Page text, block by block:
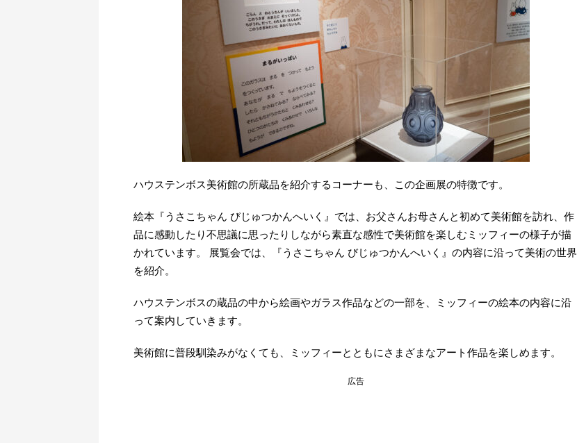
ハウステンボス美術館の所蔵品を紹介するコーナーも、この企画展の特徴です。
絵本『うさこちゃん びじゅつかんへいく』では、お父さんお母さんと初めて美術館を訪れ、作
品に感動したり不思議に思ったりしながら素直な感性で美術館を楽しむミッフィーの様子が描
かれています。 展覧会では、『うさこちゃん びじゅつかんへいく』の内容に沿って美術の世界
を紹介。
ハウステンボスの蔵品の中から絵画やガラス作品などの一部を、ミッフィーの絵本の内容に沿
って案内していきます。
美術館に普段馴染みがなくても、ミッフィーとともにさまざまなアート作品を楽しめます。
広告